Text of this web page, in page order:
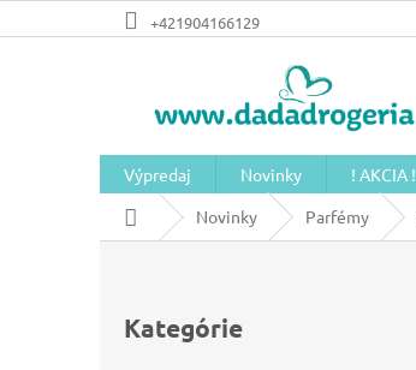
na
+421904166129
Výpredaj Novinky ! AKCIA !
DomovNovinky Parfémy
kategórie
Kategórie